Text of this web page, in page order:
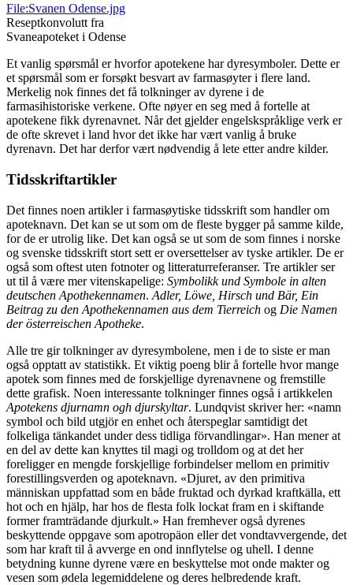
File:Svanen Odense.jpg
Reseptkonvolutt fra
Svaneapoteket i Odense
Et vanlig spørsmål er hvorfor apotekene har dyresymboler. Dette er
et spørsmål som er forsøkt besvart av farmasøyter i flere land.
Merkelig nok finnes det få tolkninger av dyrene i de
farmasihistoriske verkene. Ofte nøyer en seg med å fortelle at
apotekene fikk dyrenavnet. Når det gjelder engelskspråklige verk er
de ofte skrevet i land hvor det ikke har vært vanlig å bruke
dyrenavn. Det har derfor vært nødvendig å lete etter andre kilder.
Tidsskriftartikler
Det finnes noen artikler i farmasøytiske tidsskrift som handler om
apoteknavn. Det kan se ut som om de fleste bygger på samme kilde,
for de er utrolig like. Det kan også se ut som de som finnes i norske
og svenske tidsskrift stort sett er oversettelser av tyske artikler. De er
også som oftest uten fotnoter og litteraturreferanser. Tre artikler ser
ut til å være mer vitenskapelige: Symbolikk und Symbole in alten
deutschen Apothekennamen. Adler, Löwe, Hirsch und Bär, Ein
Beitrag zu den Apothekennamen aus dem Tierreich og Die Namen
der österreischen Apotheke.
Alle tre gir tolkninger av dyresymbolene, men i de to siste er man
også opptatt av statistikk. Et viktig poeng blir å fortelle hvor mange
apotek som finnes med de forskjellige dyrenavnene og fremstille
dette grafisk. Noen interessante tolkninger finnes også i artikkelen
Apotekens djurnamn ogh djurskyltar. Lundqvist skriver her: «namn
symbol och bild utgjör en enhet och återspeglar samtidigt det
folkeliga tänkandet under dess tidliga förvandlingar». Han mener at
en del av dette kan knyttes til magi og trolldom og at det her
foreligger en mengde forskjellige forbindelser mellom en primitiv
forestillingsverden og apoteknavn. «Djuret, av den primitiva
människan uppfattad som en både fruktad och dyrkad kraftkälla, ett
hot och en hjälp, har hos de flesta folk lockat fram en i skiftande
former framträdande djurkult.» Han fremhever også dyrenes
beskyttende oppgave som apotropäon eller det vondtavvergende, det
som har kraft til å avverge en ond innflytelse og uhell. I denne
betydning kunne dyrene være en beskyttelse mot onde makter og
vesen som ødela legemiddelene og deres helbredende kraft.